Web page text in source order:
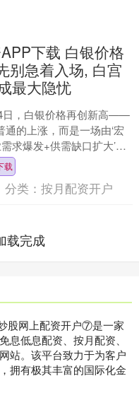
下载 白银价格
别急着入场, 白宫
最大隐忧
日，白银价格再创新高——
通的上涨，而是一场由‘宏
求爆发+供需缺口扩大’三
的系统性行情。 就在花
载
分类：按月配资开户
载完成
股网上配资开户⑦是一家
息低息配资、按月配资、
站。该平台致力于为客户
拥有极其丰富的国际化金